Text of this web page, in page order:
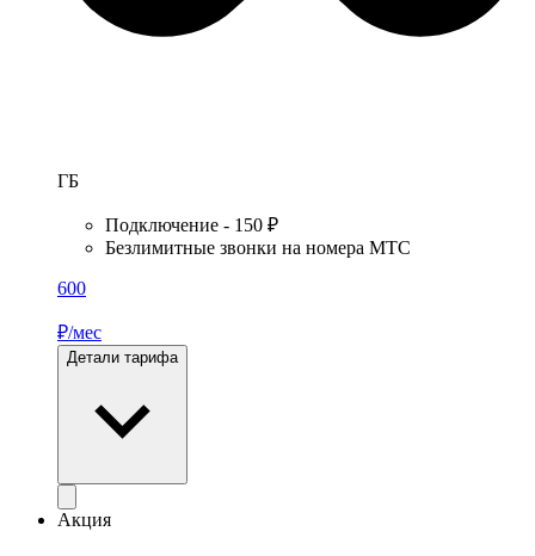
ГБ
Подключение - 150 ₽
Безлимитные звонки на номера МТС
600
₽/мес
Детали тарифа
Акция